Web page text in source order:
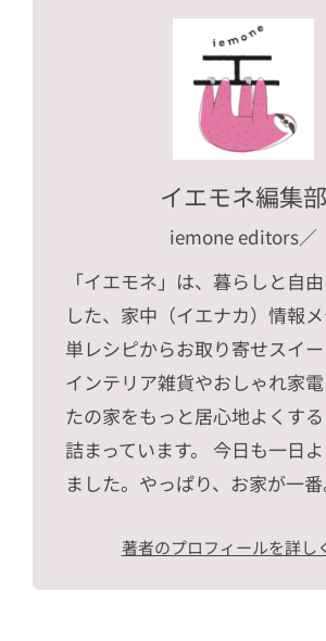
イエモネ編集部
iemone editors／
「イエモネ」は、暮らしと自
した、家中（イエナカ）情報
単レシピからお取り寄せスイ
インテリア雑貨やおしゃれ家
たの家をもっと居心地よくす
詰まっています。 今日も一日
ました。やっぱり、お家が一番
著者のプロフィールを詳し